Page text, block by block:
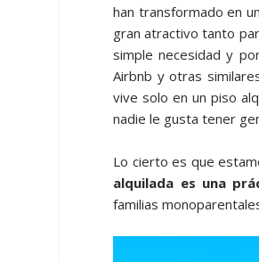
han transformado en
gran atractivo tanto
simple necesidad y
Airbnb y otras
vive solo en un piso
nadie le gusta tener
Lo cierto es que
alquilada es una
familias